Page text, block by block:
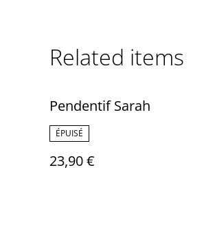
Related items
Pendentif Sarah
ÉPUISÉ
23,90 €